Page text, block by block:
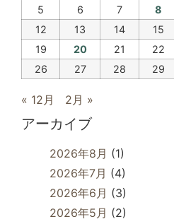
5
6 7 8
12
13 14 15
19
20 21 22
26
27 28 29
« 12月 2月 »
アーカイブ
2026年8月 (1)
2026年7月 (4)
2026年6月 (3)
2026年5月 (2)